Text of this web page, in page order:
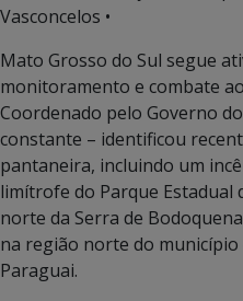
Vasconcelos •
Mato Grosso do Sul segue
monitoramento e combate
Coordenado pelo Governo
constante – identificou
pantaneira, incluindo um
limítrofe do Parque Estadual
norte da Serra de
na região norte do
Paraguai.